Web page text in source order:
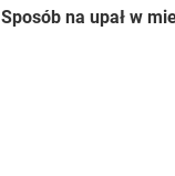
Sposób na upał w